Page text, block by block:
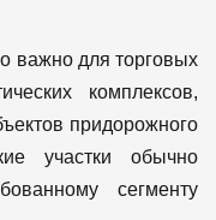
важно для торговых
комплексов,
придорожного
участки обычно
сегменту